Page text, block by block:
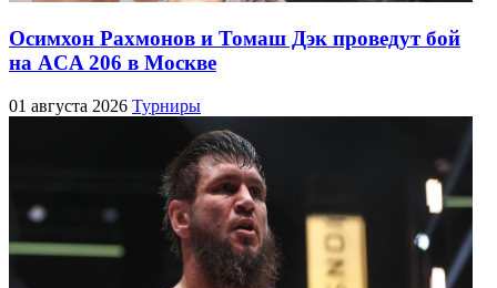
Осимхон Рахмонов и Томаш Дэк проведут бой
на ACA 206 в Москве
01 августа 2026 Турниры